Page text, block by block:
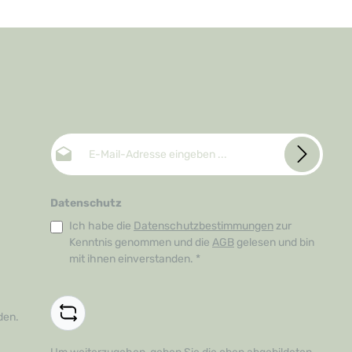
E-Mail-Adresse*
Datenschutz
Ich habe die Datenschutzbestimmungen zur
Kenntnis genommen und die AGB gelesen und bin
mit ihnen einverstanden. *